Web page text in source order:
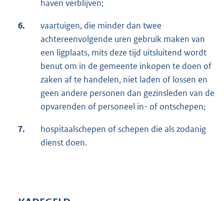
haven verblijven;
6.
vaartuigen, die minder dan twee
achtereenvolgende uren gebruik maken van
een ligplaats, mits deze tijd uitsluitend wordt
benut om in de gemeente inkopen te doen of
zaken af te handelen, niet laden of lossen en
geen andere personen dan gezinsleden van de
opvarenden of personeel in- of ontschepen;
7.
hospitaalschepen of schepen die als zodanig
dienst doen.